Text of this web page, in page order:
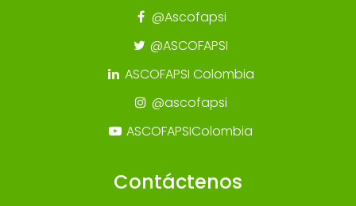
@Ascofapsi
@ASCOFAPSI
ASCOFAPSI Colombia
@ascofapsi
ASCOFAPSIColombia
Contáctenos